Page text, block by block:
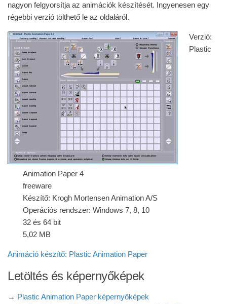
nagyon felgyorsítja az animációk készítését. Ingyenesen egy
régebbi verzió tölthető le az oldaláról.
Verzió:
Plastic
Animation Paper 4
freeware
Készítő: Krogh Mortensen Animation A/S
Operációs rendszer: Windows 7, 8, 10
32 és 64 bit
5,02 MB
Animáció készítő: Plastic Animation Paper
Letöltés és képernyőképek
→ Plastic Animation Paper képernyőképek